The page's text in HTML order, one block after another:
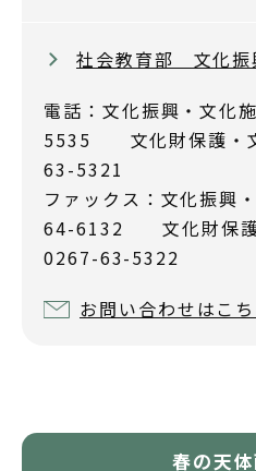
社会教育部 文化振
電話：文化振興・文化
5535 文化財保護・
63-5321
ファックス：文化振興
64-6132 文化財保護
0267-63-5322
お問い合わせはこ
春の天